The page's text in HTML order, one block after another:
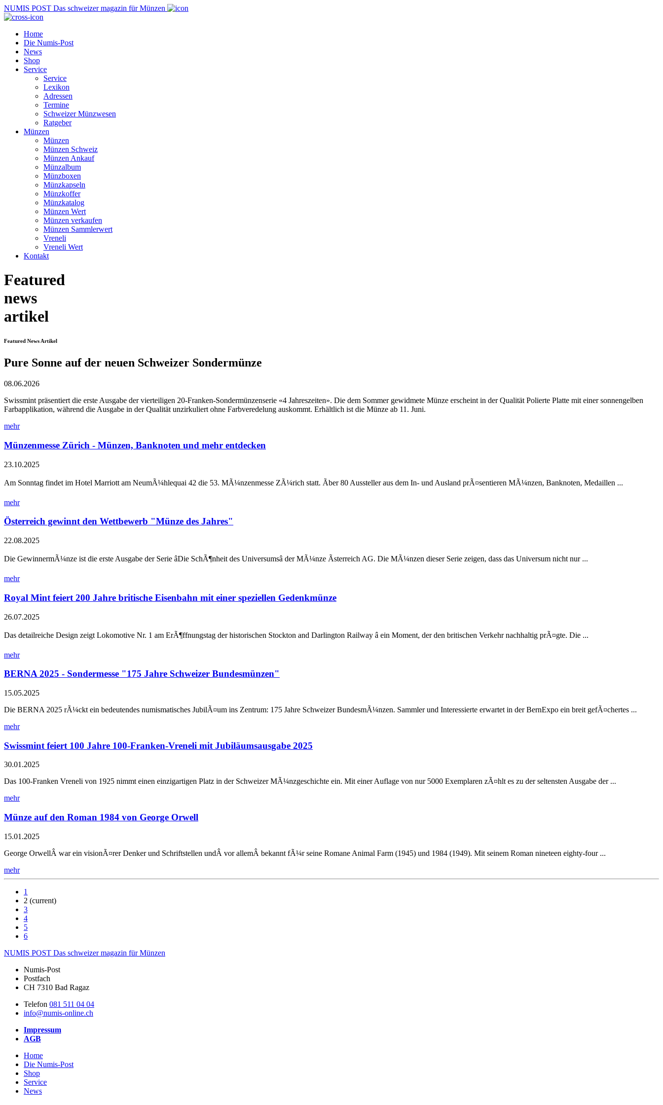
NUMIS POST Das schweizer magazin für Münzen
Home
Die Numis-Post
News
Shop
Service
Service
Lexikon
Adressen
Termine
Schweizer Münzwesen
Ratgeber
Münzen
Münzen
Münzen Schweiz
Münzen Ankauf
Münzalbum
Münzboxen
Münzkapseln
Münzkoffer
Münzkatalog
Münzen Wert
Münzen verkaufen
Münzen Sammlerwert
Vreneli
Vreneli Wert
Kontakt
Featured
news
artikel
Featured News Artikel
Pure Sonne auf der neuen Schweizer Sondermünze
08.06.2026
Swissmint präsentiert die erste Ausgabe der vierteiligen 20-Franken-Sondermünzenserie «4 Jahreszeiten». Die dem Sommer gewidmete Münze erscheint in der Qualität Polierte Platte mit einer sonnengelben
Farbapplikation, während die Ausgabe in der Qualität unzirkuliert ohne Farbveredelung auskommt. Erhältlich ist die Münze ab 11. Juni.
mehr
Münzenmesse Zürich - Münzen, Banknoten und mehr entdecken
23.10.2025
Am Sonntag findet im Hotel Marriott am NeumÃ¼hlequai 42 die 53. MÃ¼nzenmesse ZÃ¼rich statt. Ãber 80 Aussteller aus dem In- und Ausland prÃ¤sentieren MÃ¼nzen, Banknoten, Medaillen ...
mehr
Österreich gewinnt den Wettbewerb "Münze des Jahres"
22.08.2025
Die GewinnermÃ¼nze ist die erste Ausgabe der Serie âDie SchÃ¶nheit des Universumsâ der MÃ¼nze Ãsterreich AG. Die MÃ¼nzen dieser Serie zeigen, dass das Universum nicht nur ...
mehr
Royal Mint feiert 200 Jahre britische Eisenbahn mit einer speziellen Gedenkmünze
26.07.2025
Das detailreiche Design zeigt Lokomotive Nr. 1 am ErÃ¶ffnungstag der historischen Stockton and Darlington Railway â ein Moment, der den britischen Verkehr nachhaltig prÃ¤gte. Die ...
mehr
BERNA 2025 - Sondermesse "175 Jahre Schweizer Bundesmünzen"
15.05.2025
Die BERNA 2025 rÃ¼ckt ein bedeutendes numismatisches JubilÃ¤um ins Zentrum: 175 Jahre Schweizer BundesmÃ¼nzen. Sammler und Interessierte erwartet in der BernExpo ein breit gefÃ¤chertes ...
mehr
Swissmint feiert 100 Jahre 100-Franken-Vreneli mit Jubiläumsausgabe 2025
30.01.2025
Das 100-Franken Vreneli von 1925 nimmt einen einzigartigen Platz in der Schweizer MÃ¼nzgeschichte ein. Mit einer Auflage von nur 5000 Exemplaren zÃ¤hlt es zu der seltensten Ausgabe der ...
mehr
Münze auf den Roman 1984 von George Orwell
15.01.2025
George OrwellÂ war ein visionÃ¤rer Denker und Schriftstellen undÂ vor allemÂ bekannt fÃ¼r seine Romane Animal Farm (1945) und 1984 (1949). Mit seinem Roman nineteen eighty-four ...
mehr
1
2 (current)
3
4
5
6
NUMIS POST Das schweizer magazin für Münzen
Numis-Post
Postfach
CH 7310 Bad Ragaz
Telefon 081 511 04 04
info@numis-online.ch
Impressum
AGB
Home
Die Numis-Post
Shop
Service
News